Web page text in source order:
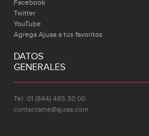
Facebook
Twitter
YouTube
Agrega Ajuaa a tus favoritos
DATOS
GENERALES
Tel: 01 (844) 485 30 00
contactame@ajuaa.com